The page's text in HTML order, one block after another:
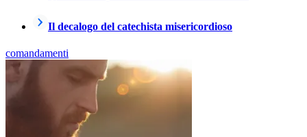
Il decalogo del catechista misericordioso
comandamenti